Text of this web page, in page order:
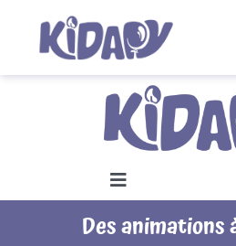
contenu
Toggle
Navigation
ACCUEILDes animations